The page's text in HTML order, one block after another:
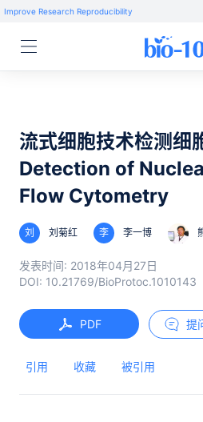
Improve Research Reproducibility
流式细胞技术检测细
Detection of
Flow Cytometry
刘 刘菊红 李 李一博
发表时间: 2018年04月27日
DOI: 10.21769/BioProtoc.1010143
PDF 提
引用 收藏 被引用